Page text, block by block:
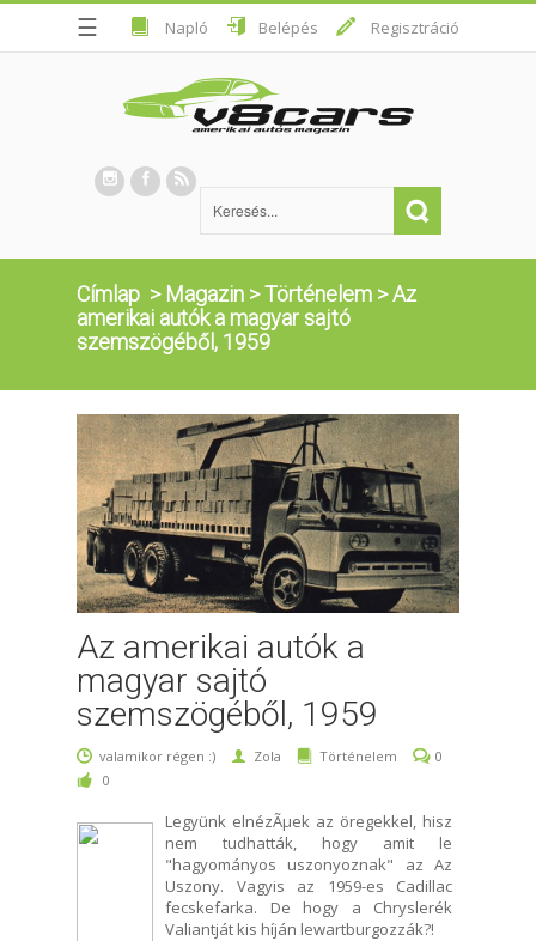
☰ Napló Belépés Regisztráció
Címlap > Magazin >Történelem >Az
amerikai autók a magyar sajtó
szemszögéből, 1959
Az amerikai autók a
magyar sajtó
szemszögéből, 1959
valamikor régen :) Zola Történelem
0
0
Legyünk elnézÃµek az öregekkel, hisz
nem tudhatták, hogy amit le
"hagyományos uszonyoznak" az Az
Uszony. Vagyis az 1959-es Cadillac
fecskefarka. De hogy a Chryslerék
Valiantját kis híján lewartburgozzák?!